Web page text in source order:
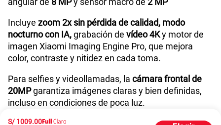
Carga rápida SI (120W)
VoLTE Sí
Incluye zoom 2x sin pérdida de calidad, modo
nocturno con IA,grabación de vídeo 4Ky motor de
imagen Xiaomi Imaging Engine Pro, que mejora
color, contraste y nitidez en cada toma.
Para selfies y videollamadas, la cámara frontal de
20MPgarantiza imágenes claras y bien definidas,
incluso en condiciones de poca luz.
S/ 1009.00